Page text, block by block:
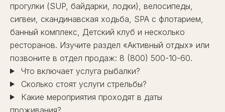
прогулки (SUP, байдарки, лодки), велосипеды,
сигвеи, скандинавская ходьба, SPA с флотарием,
банный комплекс
Детский клуб и несколько
ресторанов. Изучите раздел «Активный отдых» или
позвоните в отдел продаж: 8 (800) 500-10-60.
Что включает услуга рыбалки?
Сколько стоят услуги стрельбы?
Какие мероприятия проходят в даты
проживания?